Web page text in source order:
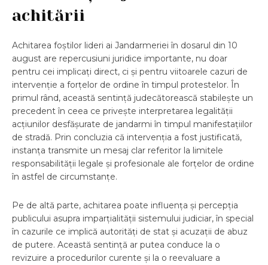
achitării
Achitarea foștilor lideri ai Jandarmeriei în dosarul din 10
august are repercusiuni juridice importante, nu doar
pentru cei implicați direct, ci și pentru viitoarele cazuri de
intervenție a forțelor de ordine în timpul protestelor. În
primul rând, această sentință judecătorească stabilește un
precedent în ceea ce privește interpretarea legalității
acțiunilor desfășurate de jandarmi în timpul manifestațiilor
de stradă. Prin concluzia că intervenția a fost justificată,
instanța transmite un mesaj clar referitor la limitele
responsabilității legale și profesionale ale forțelor de ordine
în astfel de circumstanțe.
Pe de altă parte, achitarea poate influența și percepția
publicului asupra imparțialității sistemului judiciar, în special
în cazurile ce implică autorități de stat și acuzații de abuz
de putere. Această sentință ar putea conduce la o
revizuire a procedurilor curente și la o reevaluare a